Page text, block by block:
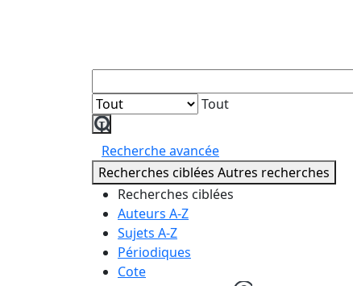
Tout
Lancer
la
recherche
Recherche avancée
Recherches ciblées Autres recherches
Recherches ciblées
Auteurs A-Z
Sujets A-Z
Périodiques
Cote